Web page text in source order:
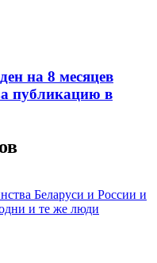
на 8 месяцев
публикацию в
Беларуси и России и
и те же люди